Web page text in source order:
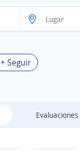
+ Seguir
Evaluaciones